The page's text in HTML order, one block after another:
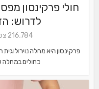
חולי פרקינסון
לדרוש:
216,784 צפיות
פרקינסון היא מחלה
כחולים